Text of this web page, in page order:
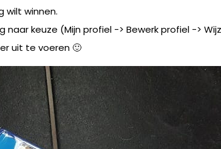
wilt winnen.
keuze (Mijn profiel -> Bewerk profiel ->
uit te voeren 🙂